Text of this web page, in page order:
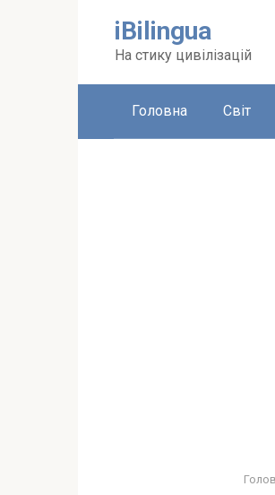
iBilingua
На стику цивілізацій
Головна Світ